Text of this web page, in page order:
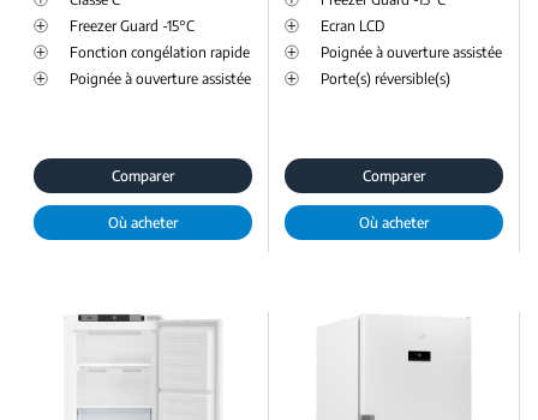
Freezer Guard -15°C
Fonction congélation rapide
Poignée à ouverture assistée
Comparer
Où acheter
Ecran LCD
Poignée à ouverture assistée
Porte(s) réversible(s)
Comparer
Où acheter